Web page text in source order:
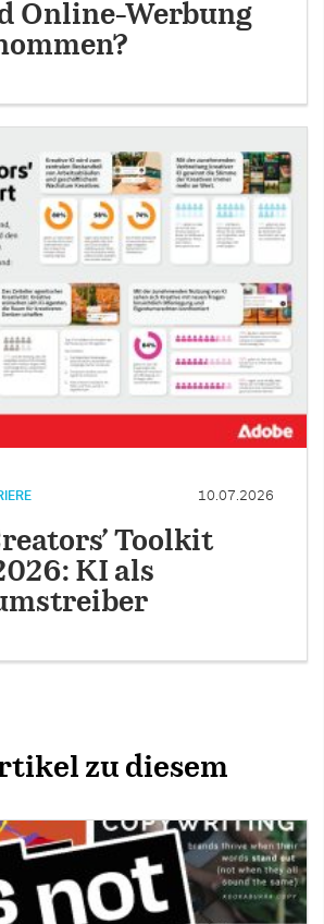
Online-Werbung
10.07.2026
Toolkit
KI als
zu diesem